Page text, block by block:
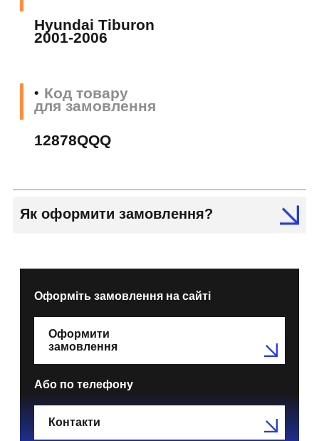
Hyundai Tiburon
2001-2006
Код товару
для замовлення
12878QQQ
Як оформити замовлення?
Оформіть замовлення на сайті
Оформити
замовлення
Або по телефону
Контакти